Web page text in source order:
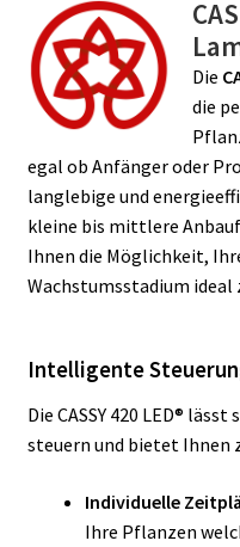
Die
die
egal ob Anfänger oder
langlebige und
kleine bis mittlere
Ihnen die Möglichkeit,
Wachstumsstadium
Intelligente
Die CASSY 420 LED®
steuern und bietet Ihnen
Individuelle
Ihre Pflanzen